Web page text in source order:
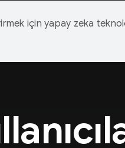
için yapay zeka